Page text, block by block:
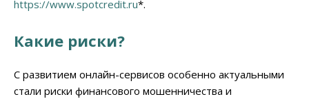
https://www.spotcredit.ru*.
Какие риски?
С развитием онлайн-сервисов особенно актуальными
стали риски финансового мошенничества и